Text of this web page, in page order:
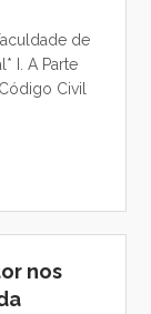
de
I. A Parte
Civil
nos